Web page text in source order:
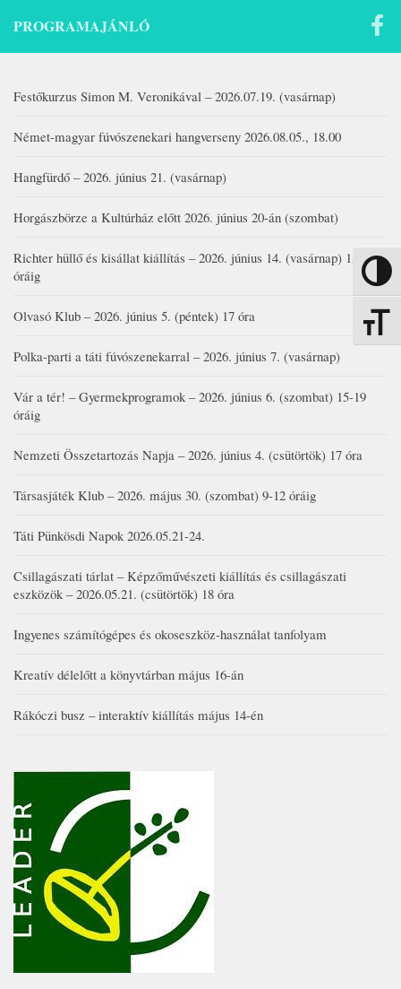
Nagy
PROGRAMAJÁNLÓ
Festőkurzus Simon M. Veronikával – 2026.07.19. (vasárnap)
Német-magyar fúvószenekari hangverseny 2026.08.05., 18.00
Hangfürdő – 2026. június 21. (vasárnap)
Horgászbörze a Kultúrház előtt 2026. június 20-án (szombat)
Richter hüllő és kisállat kiállítás – 2026. június 14. (vasárnap) 15-17
óráig
Olvasó Klub – 2026. június 5. (péntek) 17 óra
Polka-parti a táti fúvószenekarral – 2026. június 7. (vasárnap)
Vár a tér! – Gyermekprogramok – 2026. június 6. (szombat) 15-19
óráig
Nemzeti Összetartozás Napja – 2026. június 4. (csütörtök) 17 óra
Társasjáték Klub – 2026. május 30. (szombat) 9-12 óráig
Táti Pünkösdi Napok 2026.05.21-24.
Csillagászati tárlat – Képzőművészeti kiállítás és csillagászati
eszközök – 2026.05.21. (csütörtök) 18 óra
Ingyenes számítógépes és okoseszköz-használat tanfolyam
Kreatív délelőtt a könyvtárban május 16-án
Rákóczi busz – interaktív kiállítás május 14-én